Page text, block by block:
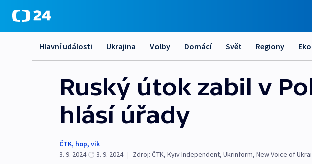
Hlavní události Ukrajina Volby Domácí Svět Regiony
Ruský útok zabil v
hlásí úřady
ČTK, hop, vik
3. 9. 2024
3. 9. 2024 | Zdroj: ČTK, Kyiv Independent, Ukrinform, New Voice of